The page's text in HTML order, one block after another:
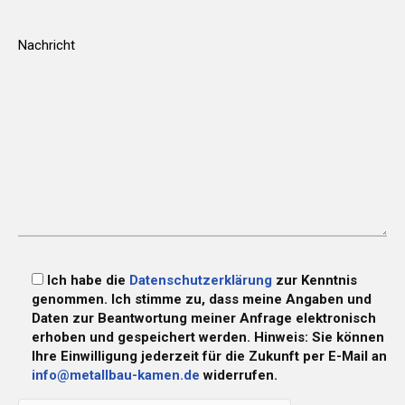
Ich habe die Datenschutzerklärung zur Kenntnis
genommen. Ich stimme zu, dass meine Angaben und
Daten zur Beantwortung meiner Anfrage elektronisch
erhoben und gespeichert werden. Hinweis: Sie können
Ihre Einwilligung jederzeit für die Zukunft per E-Mail an
info@metallbau-kamen.de widerrufen.